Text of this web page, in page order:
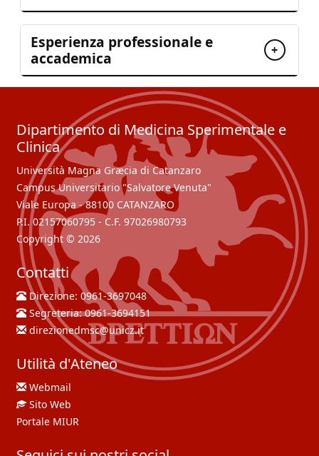
Esperienza professionale e
accademica
+
Dipartimento di Medicina Sperimentale e
Clinica
Università Magna Græcia di Catanzaro
Campus Universitario "Salvatore Venuta"
Viale Europa - 88100 CATANZARO
P.I. 02157060795 - C.F. 97026980793
Copyright © 2026
Contatti
Direzione:0961-3697048
Segreteria:0961-3694151
direzionedmsc@unicz.it
Utilità d'Ateneo
Webmail
Sito Web
Portale MIUR